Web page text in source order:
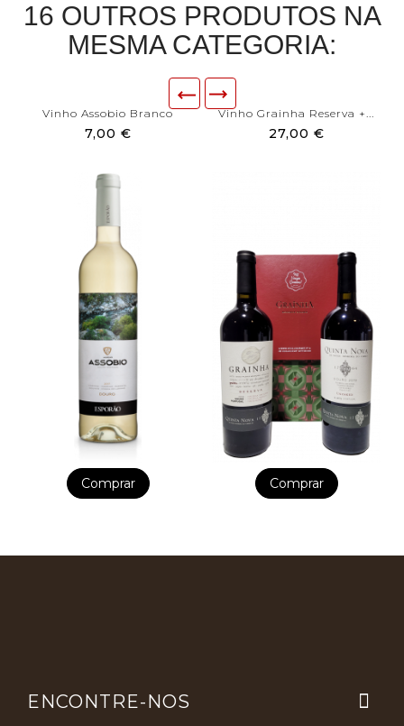
16 OUTROS PRODUTOS NA
MESMA CATEGORIA:
Vinho Assobio Branco
7,00 €
Comprar
Vinho Grainha Reserva +...
27,00 €
Comprar
ENCONTRE-NOS 